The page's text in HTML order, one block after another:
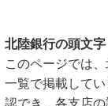
北陸銀行の頭文
このページでは
一覧で掲載して
認でき、各支店の